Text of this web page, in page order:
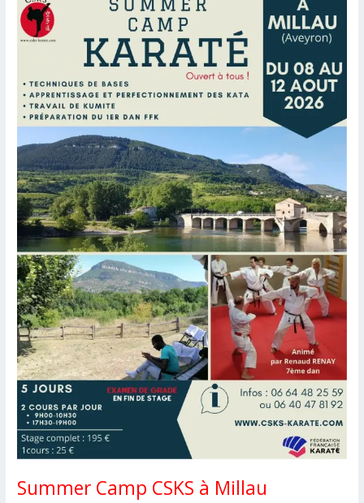
Évaluation
DAF/DIF
2
mai
2026
Summer Camp CSKS à Millau